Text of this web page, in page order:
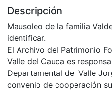
Descripción
Mausoleo de la familia
identificar.
El Archivo del Patrimonio
Valle del Cauca es
Departamental del Valle
convenio de cooperación